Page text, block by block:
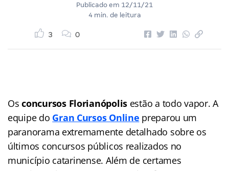
Publicado em 12/11/21
4 min. de leitura
3 0
Osconcursos Florianópolis estão a todo vapor. A
equipe do Gran Cursos Online preparou um
paranorama extremamente detalhado sobre os
últimos concursos públicos realizados no
município catarinense. Além de certames